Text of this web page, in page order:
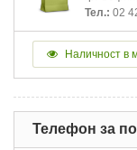
Тел.: 02
Наличност в
Телефон за